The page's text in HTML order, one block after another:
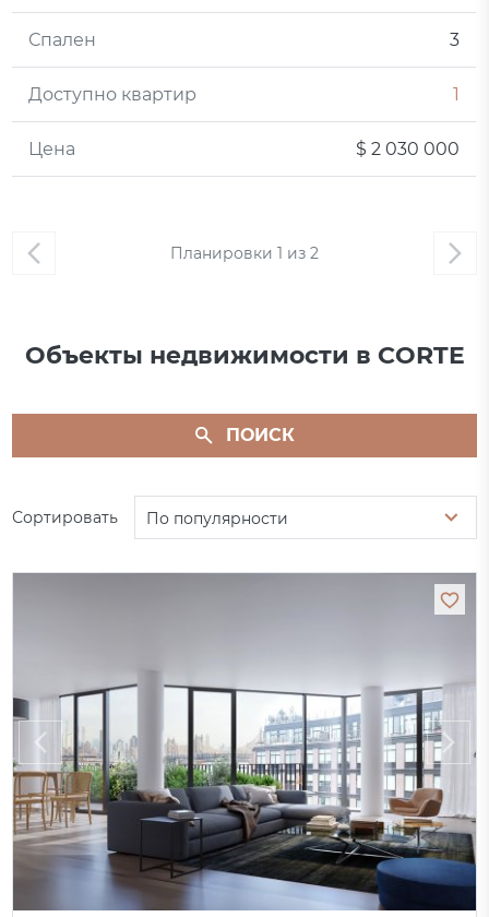
Планировки 1 из 2
Спален 3
Доступно квартир 1
Цена $ 2 030 000
Объекты недвижимости в CORTE
ПОИСК
Сортировать По популярности